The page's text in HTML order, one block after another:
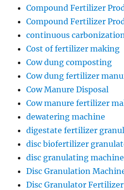
Compound Fertilizer
Compound Fertilizer
continuous
Cost of fertilizer making
Cow dung composting
Cow dung fertilizer
Cow Manure Disposal
Cow manure fertilizer
dewatering machine
digestate fertilizer
disc biofertilizer
disc granulating
Disc Granulation
Disc Granulator